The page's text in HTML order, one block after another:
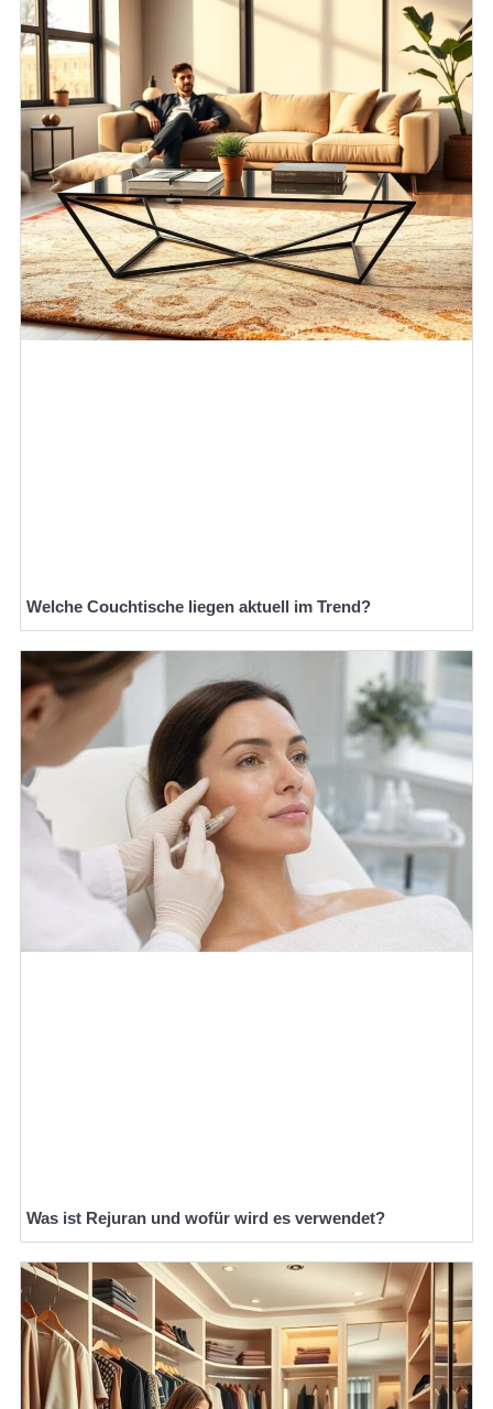
Welche Couchtische liegen aktuell im Trend?
Was ist Rejuran und wofür wird es verwendet?